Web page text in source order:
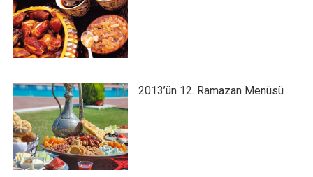
2013’ün 12. Ramazan Menüsü